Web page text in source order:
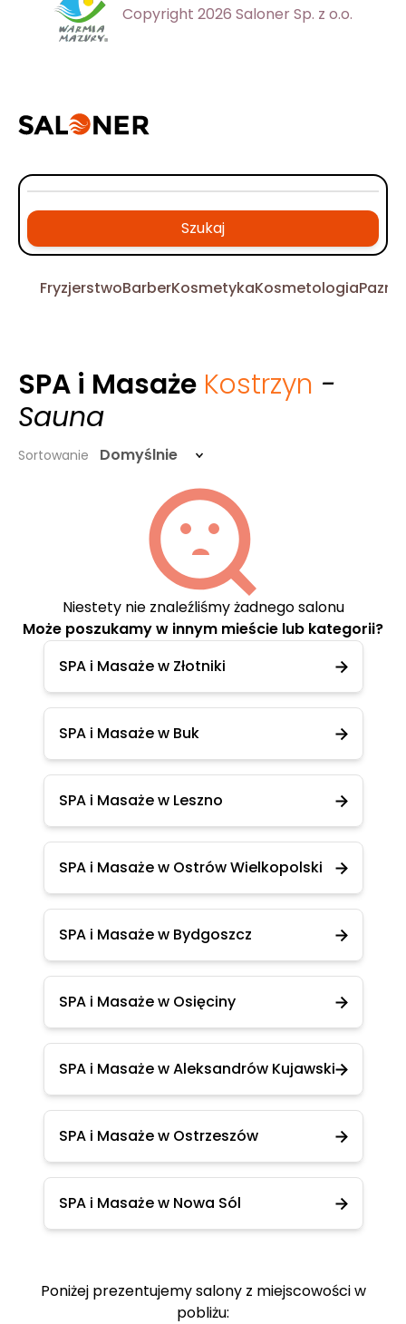
Copyright 2026 Saloner Sp. z o.o.
Szukaj
FryzjerstwoBarberKosmetykaKosmetologia
SPA i Masaże Kostrzyn -
Sauna
Sortowanie Domyślnie
Niestety nie znaleźliśmy żadnego salonu
Może poszukamy w innym mieście lub kategorii?
SPA i Masaże w Złotniki
SPA i Masaże w Buk
SPA i Masaże w Leszno
SPA i Masaże w Ostrów Wielkopolski
SPA i Masaże w Bydgoszcz
SPA i Masaże w Osięciny
SPA i Masaże w Aleksandrów Kujawski
SPA i Masaże w Ostrzeszów
SPA i Masaże w Nowa Sól
Poniżej prezentujemy salony z miejscowości w
pobliżu: